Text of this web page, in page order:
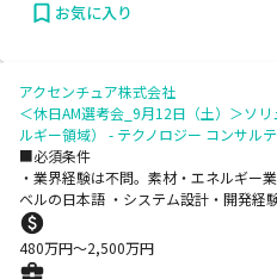
お気に入り
アクセンチュア株式会社
＜休日AM選考会_9月12日（土）＞ソ
ルギー領域） - テクノロジー コンサル
■必須条件
・業界経験は不問。素材・エネルギー
ベルの日本語 ・システム設計・開発経
480万円〜2,500万円